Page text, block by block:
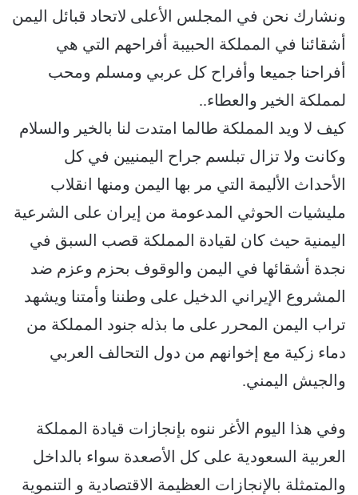
ونشارك نحن في المجلس الأعلى لاتحاد قبائل اليمن
أشقائنا في المملكة الحبيبة أفراحهم التي هي
أفراحنا جميعا وأفراح كل عربي ومسلم ومحب
لمملكة الخير والعطاء..
كيف لا ويد المملكة طالما امتدت لنا بالخير والسلام
وكانت ولا تزال تبلسم جراح اليمنيين في كل
الأحداث الأليمة التي مر بها اليمن ومنها انقلاب
مليشيات الحوثي المدعومة من إيران على الشرعية
اليمنية حيث كان لقيادة المملكة قصب السبق في
نجدة أشقائها في اليمن والوقوف بحزم وعزم ضد
المشروع الإيراني الدخيل على وطننا وأمتنا ويشهد
تراب اليمن المحرر على ما بذله جنود المملكة من
دماء زكية مع إخوانهم من دول التحالف العربي
والجيش اليمني.
وفي هذا اليوم الأغر ننوه بإنجازات قيادة المملكة
العربية السعودية على كل الأصعدة سواء بالداخل
والمتمثلة بالإنجازات العظيمة الاقتصادية و التنموية